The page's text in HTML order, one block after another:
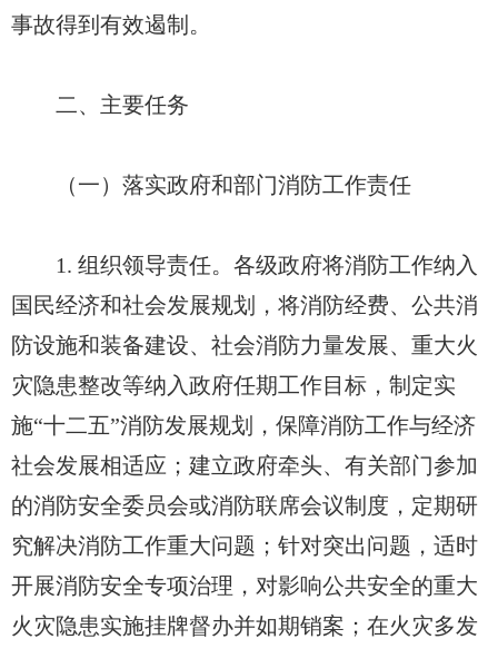
事故得到有效遏制。
二、主要任务
（一）落实政府和部门消防工作责任
1. 组织领导责任。各级政府将消防工作纳入
国民经济和社会发展规划，将消防经费、公共消
防设施和装备建设、社会消防力量发展、重大火
灾隐患整改等纳入政府任期工作目标，制定实
施“十二五”消防发展规划，保障消防工作与经济
社会发展相适应；建立政府牵头、有关部门参加
的消防安全委员会或消防联席会议制度，定期研
究解决消防工作重大问题；针对突出问题，适时
开展消防安全专项治理，对影响公共安全的重大
火灾隐患实施挂牌督办并如期销案；在火灾多发